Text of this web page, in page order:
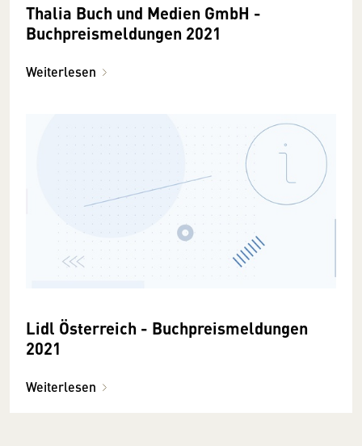
Thalia Buch und Medien GmbH -
Buchpreismeldungen 2021
Weiterlesen
Lidl Österreich - Buchpreismeldungen
2021
Weiterlesen